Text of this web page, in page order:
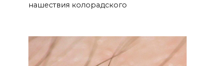
нашествия колорадского